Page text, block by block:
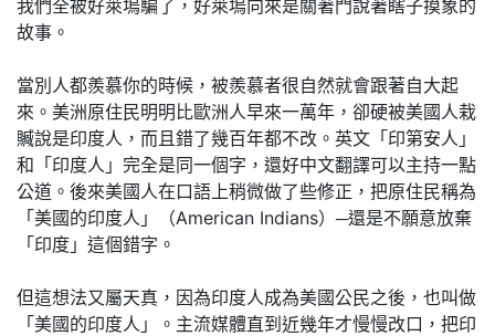
我們全被好萊塢騙了，好萊塢向來是關著門說著瞎子摸象的
故事。
當別人都羨慕你的時候，被羨慕者很自然就會跟著自大起
來。美洲原住民明明比歐洲人早來一萬年，卻硬被美國人栽
贓說是印度人，而且錯了幾百年都不改。英文「印第安人」
和「印度人」完全是同一個字，還好中文翻譯可以主持一點
公道。後來美國人在口語上稍微做了些修正，把原住民稱為
「美國的印度人」（American Indians）─還是不願意放棄
「印度」這個錯字。
但這想法又屬天真，因為印度人成為美國公民之後，也叫做
「美國的印度人」。主流媒體直到近幾年才慢慢改口，把印